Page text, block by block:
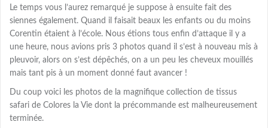
Le temps vous l’aurez remarqué je suppose à ensuite fait des
siennes également. Quand il faisait beaux les enfants ou du moins
Corentin étaient à l’école. Nous étions tous enfin d’attaque il y a
une heure, nous avions pris 3 photos quand il s’est à nouveau mis à
pleuvoir, alors on s’est dépêchés, on a un peu les cheveux mouillés
mais tant pis à un moment donné faut avancer !
Du coup voici les photos de la magnifique collection de tissus
safari de Colores la Vie dont la précommande est malheureusement
terminée.